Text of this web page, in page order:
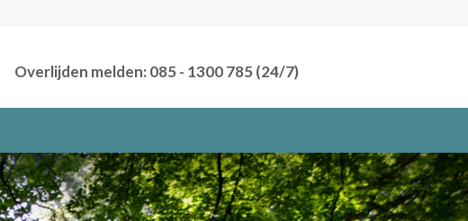
Overlijden melden: 085 - 1300 785 (24/7)